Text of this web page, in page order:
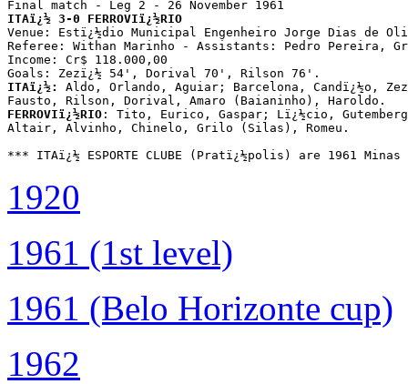
ITAï¿½ 3-0 FERROVIï¿½RIO
Venue: Estï¿½dio Municipal Engenheiro Jorge Dias de
Referee: Withan Marinho - Assistants: Pedro Pereira,
Income: Cr$ 118.000,00
ITAï¿½:
Aldo, Orlando, Aguiar; Barcelona, Candï¿½o,
FERROVIï¿½RIO : Tito, Eurico, Gaspar; Lï¿½cio,
Altair, Alvinho, Chinelo, Grilo (Silas), Romeu.
*** ITAï¿½ ESPORTE CLUBE (Pratï¿½polis) are 1961
1920
1961 (1st level)
1961 (Belo Horizonte cup)
1962